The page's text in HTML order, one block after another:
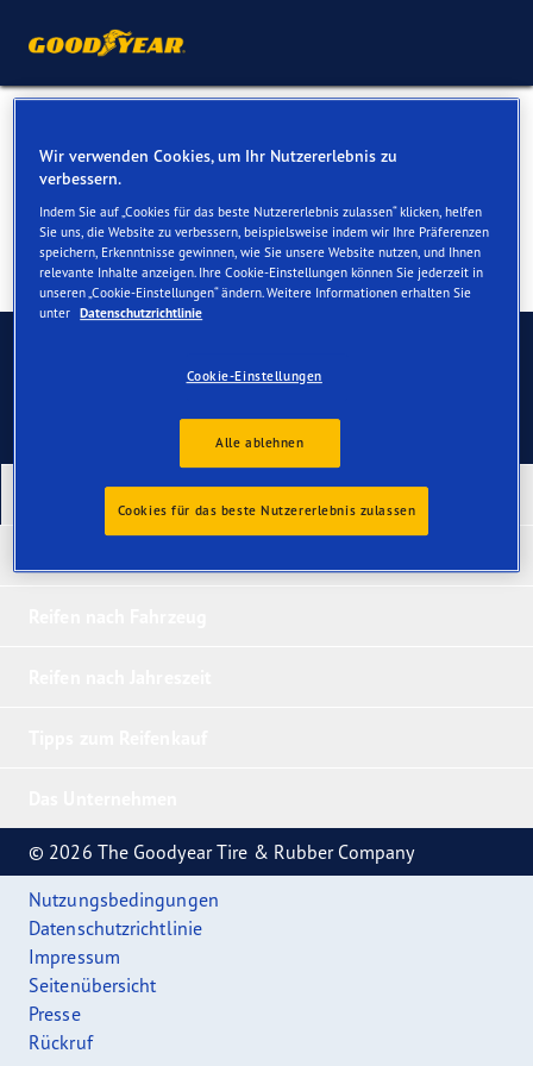
Unsere neuesten Produkte
© 2026 The Goodyear Tire & Rubber Company
Nutzungsbedingungen
Datenschutzrichtlinie
Impressum
Seitenübersicht
Presse
Rückruf
Wir verwenden Cookies, um Ihr Nutzererlebnis zu
verbessern.
Indem Sie auf „Cookies für das beste Nutzererlebnis zulassen“ klicken, helfen
Sie uns, die Website zu verbessern, beispielsweise indem wir Ihre Präferenzen
speichern, Erkenntnisse gewinnen, wie Sie unsere Website nutzen, und Ihnen
relevante Inhalte anzeigen. Ihre Cookie-Einstellungen können Sie jederzeit in
unseren „Cookie-Einstellungen“ ändern. Weitere Informationen erhalten Sie
unter Datenschutzrichtlinie
Cookie-Einstellungen
Alle ablehnen
Cookies für das beste Nutzererlebnis zulassen